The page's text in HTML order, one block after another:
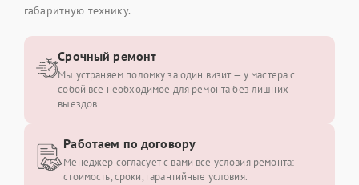
габаритную технику.
Срочный ремонт
Мы устраняем поломку за один визит — у мастера с
собой всё необходимое для ремонта без лишних
выездов.
Работаем по договору
Менеджер согласует с вами все условия ремонта:
стоимость, сроки, гарантийные условия.